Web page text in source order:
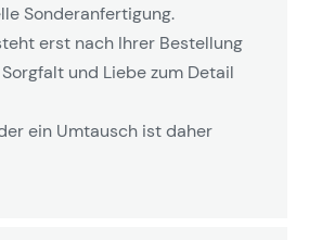
Sonderanfertigung.
erst nach Ihrer Bestellung
und Liebe zum Detail
ein Umtausch ist daher